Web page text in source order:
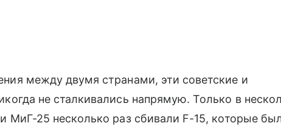
между двумя странами, эти советские и
не сталкивались напрямую. Только в
МиГ-25 несколько раз сбивали F-15, которые